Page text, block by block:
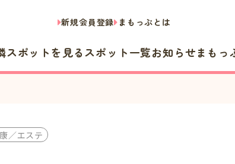
新規会員登録 まもっぷとは
スポットを見るスポット一覧お知らせまもっ
／エステ